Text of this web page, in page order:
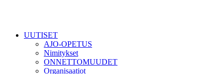
UUTISET
AJO-OPETUS
Nimitykset
ONNETTOMUUDET
Organisaatiot